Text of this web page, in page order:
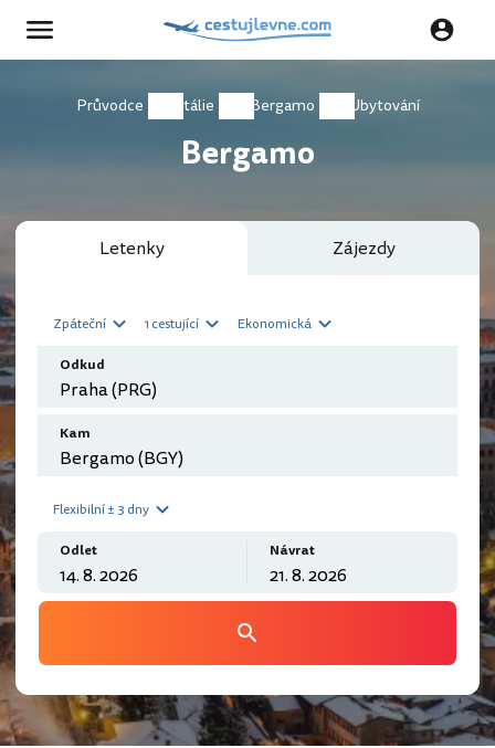
Průvodce Itálie Bergamo Ubytování
Bergamo
Letenky Zájezdy
Zpáteční 1 cestující Ekonomická
Odkud
Kam
Flexibilní ± 3 dny
Odlet Návrat